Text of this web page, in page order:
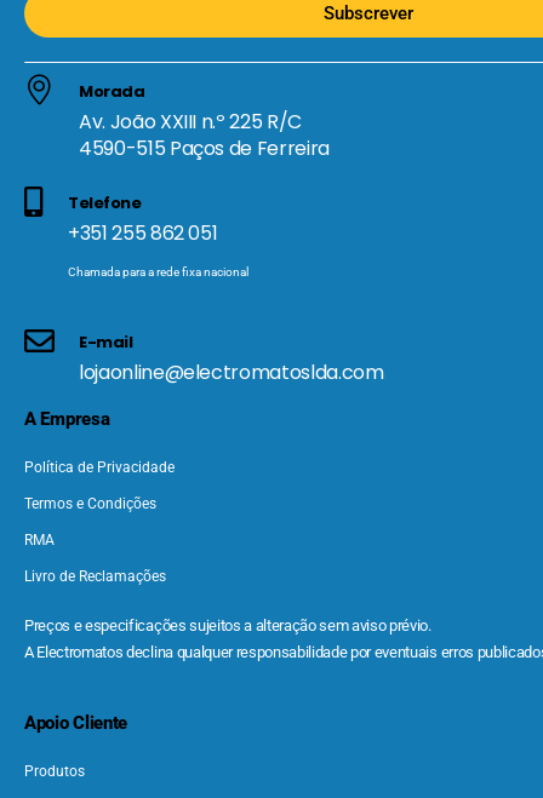
Subscrever
Morada
Av. João XXIII n.º 225 R/C
4590-515 Paços de Ferreira
Telefone
+351 255 862 051
Chamada para a rede fixa nacional
E-mail
lojaonline@electromatoslda.com
A Empresa
Política de Privacidade
Termos e Condições
RMA
Livro de Reclamações
Preços e especificações sujeitos a alteração sem aviso prévio.
A Electromatos declina qualquer responsabilidade por eventuais erros
Apoio Cliente
Produtos